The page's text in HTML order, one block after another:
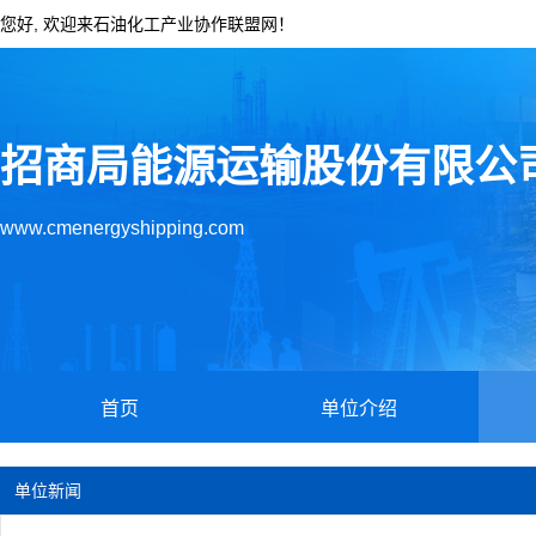
您好, 欢迎来石油化工产业协作联盟网！
招商局能源运输股份有限公
www.cmenergyshipping.com
首页 单位介绍
单位新闻